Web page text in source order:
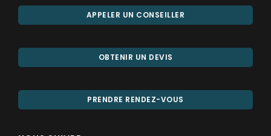
APPELER UN CONSEILLER
OBTENIR UN DEVIS
PRENDRE RENDEZ-VOUS